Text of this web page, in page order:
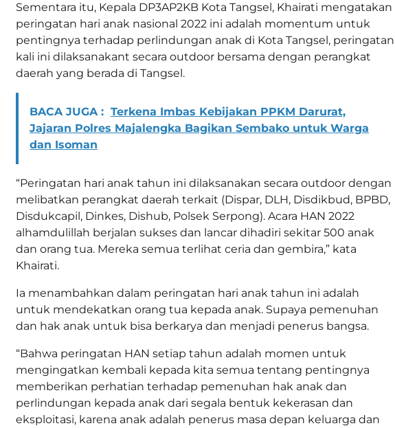
Sementara itu, Kepala DP3AP2KB Kota Tangsel, Khairati mengatakan
peringatan hari anak nasional 2022 ini adalah momentum untuk
pentingnya terhadap perlindungan anak di Kota Tangsel, peringatan
kali ini dilaksanakant secara outdoor bersama dengan perangkat
daerah yang berada di Tangsel.
BACA JUGA : Terkena Imbas Kebijakan PPKM Darurat,
Jajaran Polres Majalengka Bagikan Sembako untuk Warga
dan Isoman
“Peringatan hari anak tahun ini dilaksanakan secara outdoor dengan
melibatkan perangkat daerah terkait (Dispar, DLH, Disdikbud, BPBD,
Disdukcapil, Dinkes, Dishub, Polsek Serpong). Acara HAN 2022
alhamdulillah berjalan sukses dan lancar dihadiri sekitar 500 anak
dan orang tua. Mereka semua terlihat ceria dan gembira,” kata
Khairati.
Ia menambahkan dalam peringatan hari anak tahun ini adalah
untuk mendekatkan orang tua kepada anak. Supaya pemenuhan
dan hak anak untuk bisa berkarya dan menjadi penerus bangsa.
“Bahwa peringatan HAN setiap tahun adalah momen untuk
mengingatkan kembali kepada kita semua tentang pentingnya
memberikan perhatian terhadap pemenuhan hak anak dan
perlindungan kepada anak dari segala bentuk kekerasan dan
eksploitasi, karena anak adalah penerus masa depan keluarga dan